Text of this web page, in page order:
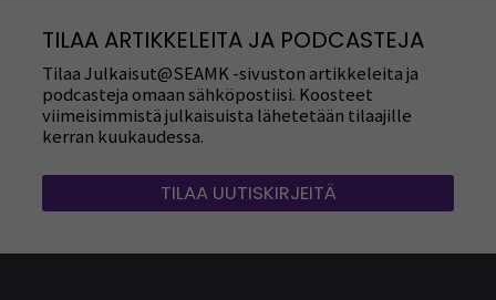
TILAA ARTIKKELEITA JA PODCASTEJA
Tilaa Julkaisut@SEAMK -sivuston artikkeleita ja
podcasteja omaan sähköpostiisi. Koosteet
viimeisimmistä julkaisuista lähetetään tilaajille
kerran kuukaudessa.
TILAA UUTISKIRJEITÄ